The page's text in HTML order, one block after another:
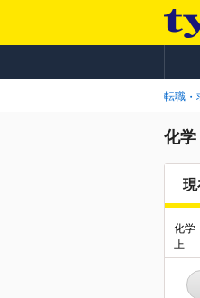
転職・
化学
現
化学
上